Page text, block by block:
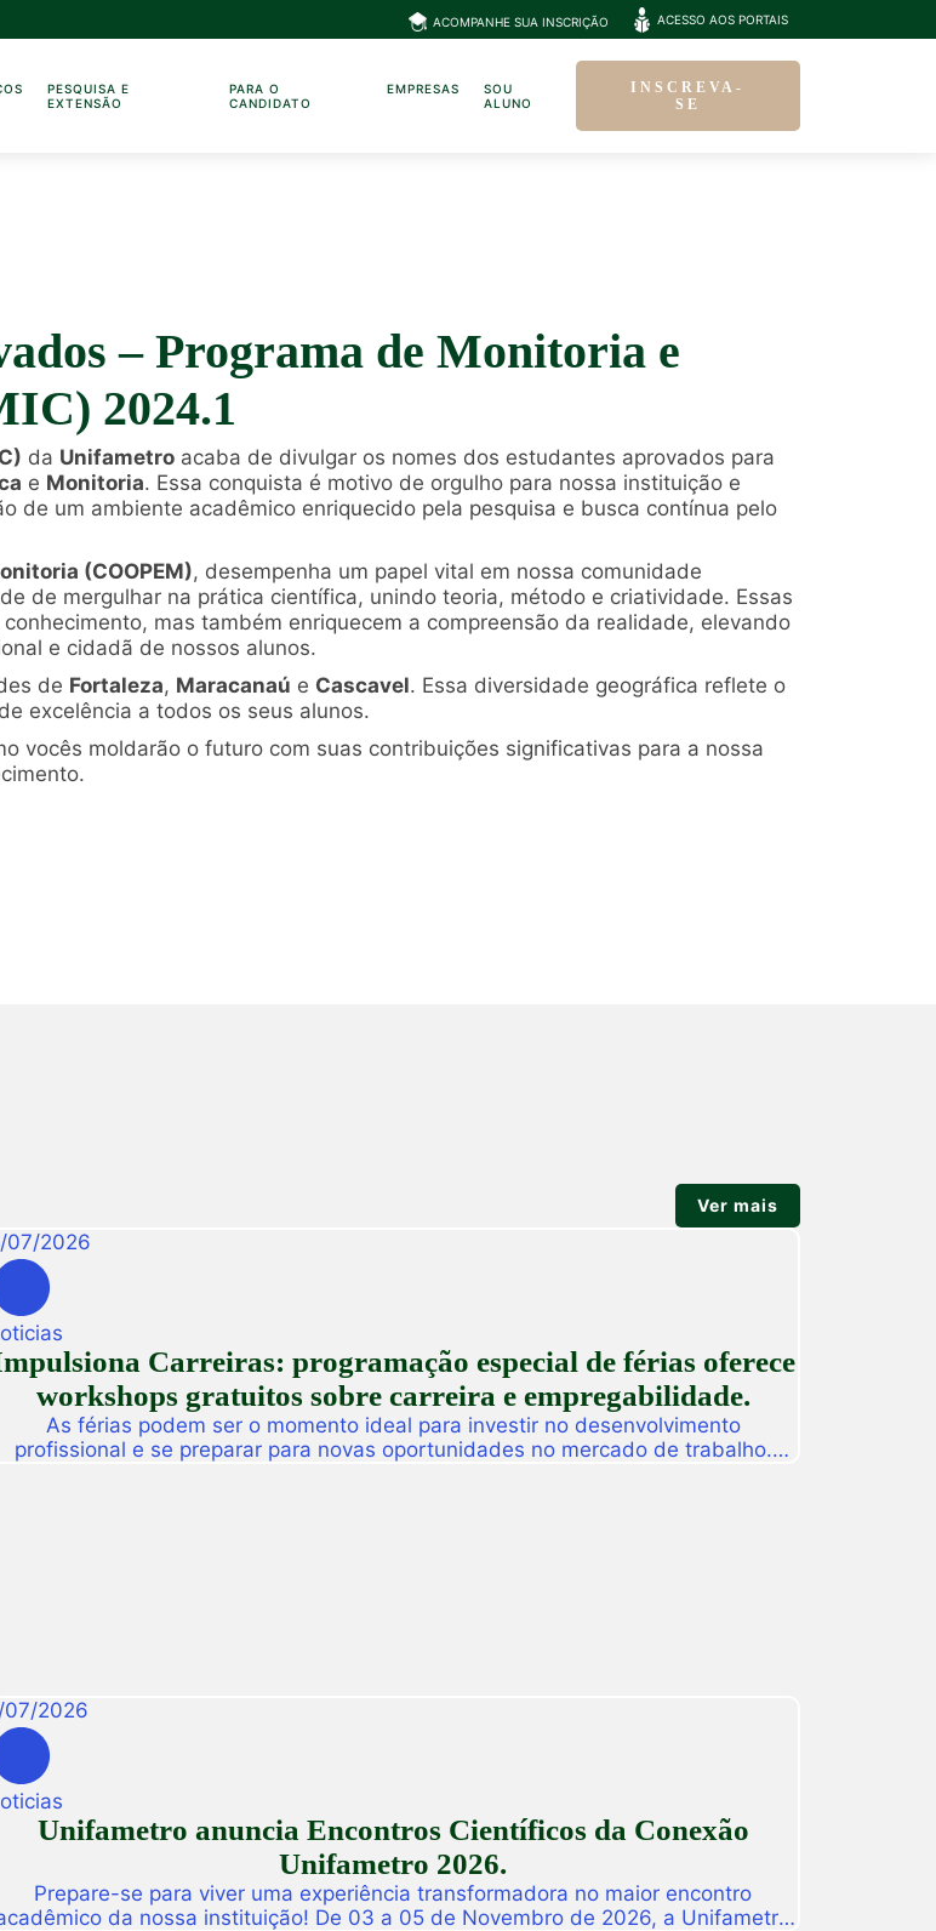
ACOMPANHE SUA INSCRIÇÃO ACESSO AOS PORTAIS
PESQUISA E
EXTENSÃO
PARA O
CANDIDATO
EMPRESAS
SOU
ALUNO
INSCREVA-
SE
– Programa de Monitoria e
2024.1
da Unifametro acaba de divulgar os nomes dos estudantes aprovados para
e Monitoria. Essa conquista é motivo de orgulho para nossa instituição e
de um ambiente acadêmico enriquecido pela pesquisa e busca contínua pelo
(COOPEM), desempenha um papel vital em nossa comunidade
de mergulhar na prática científica, unindo teoria, método e criatividade. Essas
mas também enriquecem a compreensão da realidade, elevando
e cidadã de nossos alunos.
de Fortaleza, Maracanaú e Cascavel. Essa diversidade geográfica reflete o
excelência a todos os seus alunos.
vocês moldarão o futuro com suas contribuições significativas para a nossa
Ver mais
/07/2026
Carreiras: programação especial de férias oferece
workshops gratuitos sobre carreira e empregabilidade.
As férias podem ser o momento ideal para investir no desenvolvimento
profissional e se preparar para novas oportunidades no mercado de trabalho.
/07/2026
Unifametro anuncia Encontros Científicos da Conexão
Unifametro 2026.
Prepare-se para viver uma experiência transformadora no maior encontro
da nossa instituição! De 03 a 05 de Novembro de 2026, a Unifametro